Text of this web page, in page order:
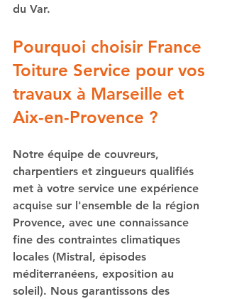
du Var.
Pourquoi choisir France
Toiture Service pour vos
travaux à Marseille et
Aix-en-Provence ?
Notre équipe de couvreurs,
charpentiers et zingueurs qualifiés
met à votre service une expérience
acquise sur l'ensemble de la région
Provence, avec une connaissance
fine des contraintes climatiques
locales (Mistral, épisodes
méditerranéens, exposition au
soleil). Nous garantissons des